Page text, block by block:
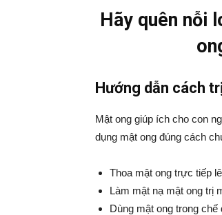
Hãy quên nỗi
Hướng dẫn cách
Mật ong giúp ích cho con
dụng mật ong đúng cách
Thoa mật ong trực tiếp
Làm mật nạ mật ong trị
Dùng mật ong trong chế